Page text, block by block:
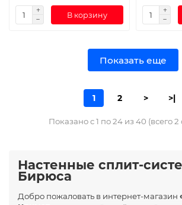
В корзину
Показать еще
1 2 > >|
Показано с 1 по 24 из 40 (всего 2
Настенные сплит-
Бирюса
Добро пожаловать в интернет-магазин